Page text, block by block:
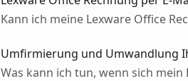
Kann ich meine Lexware Office
Umfirmierung und Umwandlung
Was kann ich tun, wenn sich